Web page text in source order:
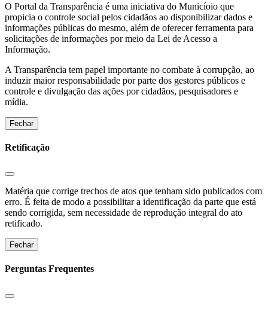
O Portal da Transparência é uma iniciativa do Municíoio que
propicia o controle social pelos cidadãos ao disponibilizar dados e
informações públicas do mesmo, além de oferecer ferramenta para
solicitações de informações por meio da Lei de Acesso a
Informação.
A Transparência tem papel importante no combate à corrupção, ao
induzir maior responsabilidade por parte dos gestores públicos e
controle e divulgação das ações por cidadãos, pesquisadores e
mídia.
Fechar
Retificação
Matéria que corrige trechos de atos que tenham sido publicados com
erro. É feita de modo a possibilitar a identificação da parte que está
sendo corrigida, sem necessidade de reprodução integral do ato
retificado.
Fechar
Perguntas Frequentes